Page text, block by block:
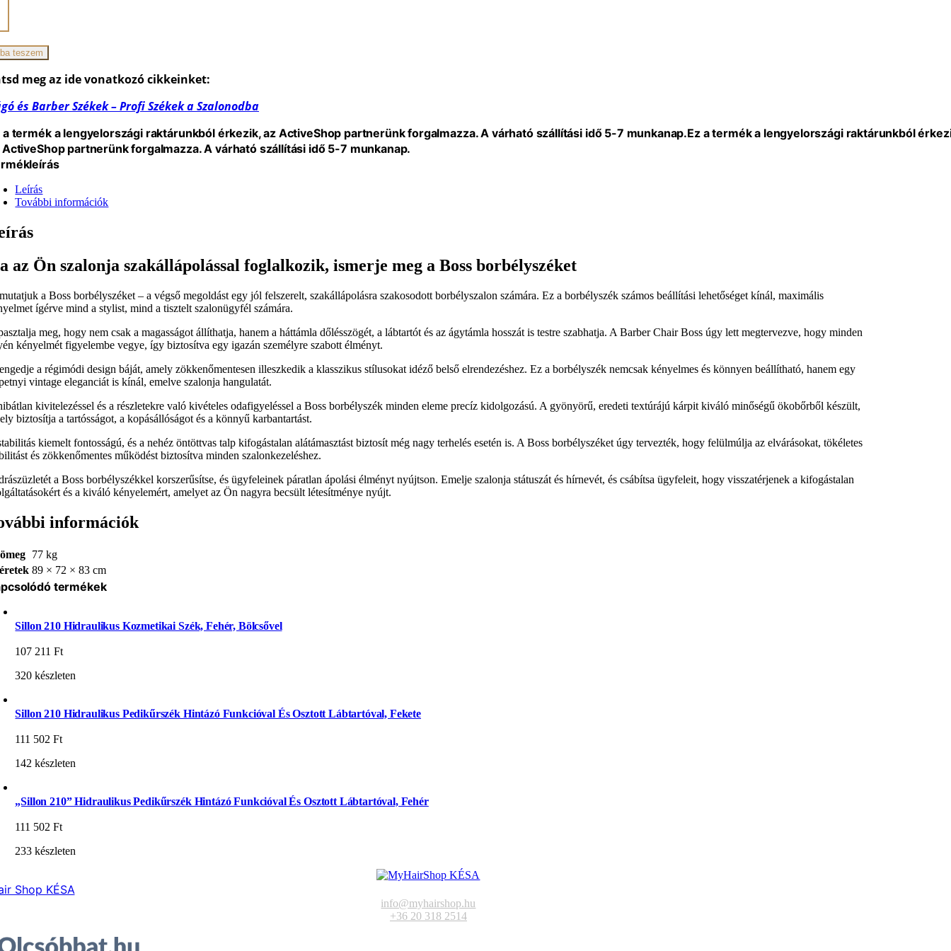
teszem
meg az ide vonatkozó cikkeinket:
és Barber Székek – Profi Székek a Szalonodba
a termék a lengyelországi raktárunkból érkezik, az ActiveShop partnerünk forgalmazza. A várható szállítási idő 5-7 munkanap.Ez a termék a lengyelországi raktárunkból
ActiveShop partnerünk forgalmazza. A várható szállítási idő 5-7 munkanap.
Leírás
További információk
az Ön szalonja szakállápolással foglalkozik, ismerje meg a Boss borbélyszéket
a Boss borbélyszéket – a végső megoldást egy jól felszerelt, szakállápolásra szakosodott borbélyszalon számára. Ez a borbélyszék számos beállítási lehetőséget kínál, maximális
ígérve mind a stylist, mind a tisztelt szalonügyfél számára.
meg, hogy nem csak a magasságot állíthatja, hanem a háttámla dőlésszögét, a lábtartót és az ágytámla hosszát is testre szabhatja. A Barber Chair Boss úgy lett megtervezve, hogy minden
kényelmét figyelembe vegye, így biztosítva egy igazán személyre szabott élményt.
a régimódi design báját, amely zökkenőmentesen illeszkedik a klasszikus stílusokat idéző belső elrendezéshez. Ez a borbélyszék nemcsak kényelmes és könnyen beállítható, hanem egy
vintage eleganciát is kínál, emelve szalonja hangulatát.
kivitelezéssel és a részletekre való kivételes odafigyeléssel a Boss borbélyszék minden eleme precíz kidolgozású. A gyönyörű, eredeti textúrájú kárpit kiváló minőségű ökobőrből készült,
biztosítja a tartósságot, a kopásállóságot és a könnyű karbantartást.
kiemelt fontosságú, és a nehéz öntöttvas talp kifogástalan alátámasztást biztosít még nagy terhelés esetén is. A Boss borbélyszéket úgy tervezték, hogy felülmúlja az elvárásokat, tökéletes
és zökkenőmentes működést biztosítva minden szalonkezeléshez.
a Boss borbélyszékkel korszerűsítse, és ügyfeleinek páratlan ápolási élményt nyújtson. Emelje szalonja státuszát és hírnevét, és csábítsa ügyfeleit, hogy visszatérjenek a kifogástalan
és a kiváló kényelemért, amelyet az Ön nagyra becsült létesítménye nyújt.
információk
77 kg
89 × 72 × 83 cm
termékek
Sillon 210 Hidraulikus Kozmetikai Szék, Fehér, Bölcsővel
107 211Ft
320 készleten
Sillon 210 Hidraulikus Pedikűrszék Hintázó Funkcióval És Osztott Lábtartóval, Fekete
111 502Ft
142 készleten
„Sillon 210” Hidraulikus Pedikűrszék Hintázó Funkcióval És Osztott Lábtartóval, Fehér
111 502Ft
233 készleten
Shop KÉSA
info@myhairshop.hu
+36 20 318 2514